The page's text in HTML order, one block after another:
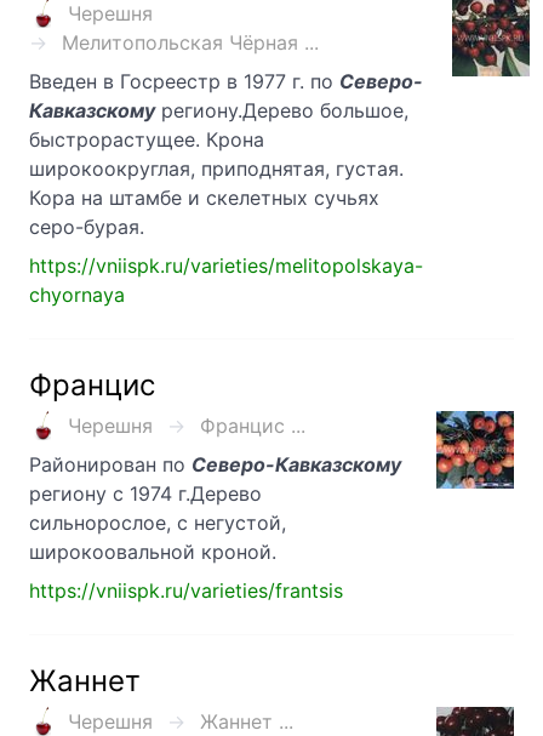
Черешня
Мелитопольская Чёрная ...
Введен в Госреестр в 1977 г. по Северо-
Кавказскомурегиону.Дерево большое,
быстрорастущее. Крона
широкоокруглая, приподнятая, густая.
Кора на штамбе и скелетных сучьях
серо-бурая.
https://vniispk.ru/varieties/melitopolskaya-
chyornaya
Францис
Черешня
Францис ...
Районирован по Северо-Кавказскому
региону с 1974 г.Дерево
сильнорослое, с негустой,
широкоовальной кроной.
https://vniispk.ru/varieties/frantsis
Жаннет
Черешня
Жаннет ...